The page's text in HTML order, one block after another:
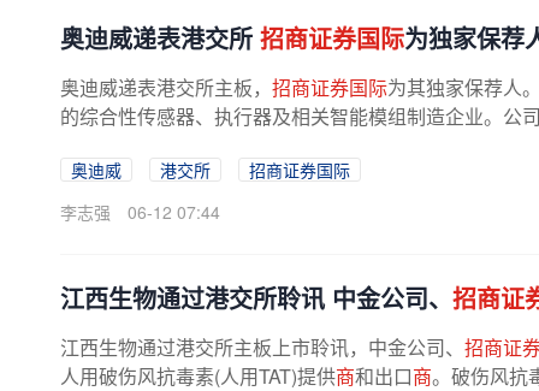
奥迪威递表港交所 招商证券国际为独家保荐
奥迪威递表港交所主板， 招商证券国际为其独家保荐人
的综合性传感器、执行器及相关智能模组制造企业。公
奥迪威 港交所
招商证券国际
李志强
06-12 07:44
江西生物通过港交所聆讯 中金公司、 招商证
江西生物通过港交所主板上市聆讯，中金公司、 招商证
人用破伤风抗毒素(人用TAT)提供商和出口商。破伤风抗